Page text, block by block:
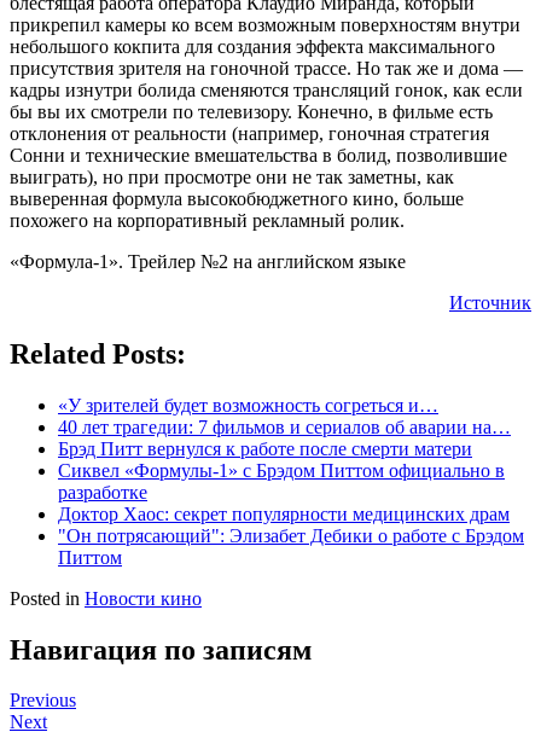
прикрепил камеры ко всем возможным поверхностям внутри
небольшого кокпита для создания эффекта максимального
присутствия зрителя на гоночной трассе. Но так же и дома —
кадры изнутри болида сменяются трансляций гонок, как если
бы вы их смотрели по телевизору. Конечно, в фильме есть
отклонения от реальности (например, гоночная стратегия
Сонни и технические вмешательства в болид, позволившие
выиграть), но при просмотре они не так заметны, как
выверенная формула высокобюджетного кино, больше
похожего на корпоративный рекламный ролик.
«Формула-1». Трейлер №2 на английском языке
Источник
Related Posts:
«У зрителей будет возможность согреться и…
40 лет трагедии: 7 фильмов и сериалов об аварии на…
Брэд Питт вернулся к работе после смерти матери
Сиквел «Формулы-1» с Брэдом Питтом официально в
разработке
Доктор Хаос: секрет популярности медицинских драм
"Он потрясающий": Элизабет Дебики о работе с Брэдом
Питтом
Posted in Новости кино
Навигация по записям
Previous
Next